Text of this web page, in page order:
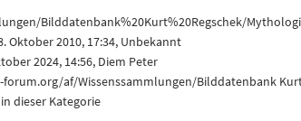
Bilddatenbank%20Kurt%20Regschek/
Oktober 2010, 17:34, Unbekannt
2024, 14:56, Diem Peter
af/Wissenssammlungen/Bilddatenbank
dieser Kategorie